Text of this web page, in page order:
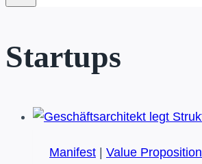
Startups
Manifest | Value Proposition